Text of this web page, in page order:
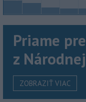
Priame
z
ZOBRAZIŤ VIAC